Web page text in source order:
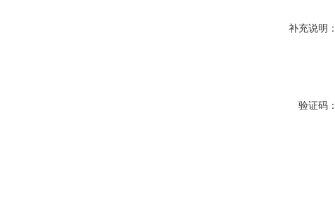
补充说明：
验证码：